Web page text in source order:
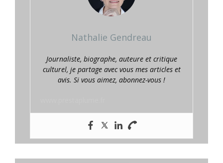
Nathalie Gendreau
Journaliste, biographe, auteure et critique
culturel, je partage avec vous mes articles et
avis. Si vous aimez, abonnez-vous !